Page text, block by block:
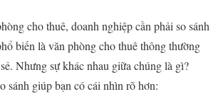
cho thuê, doanh nghiệp cần phải so sánh
biến là văn phòng cho thuê thông thường
Nhưng sự khác nhau giữa chúng là gì?
sánh giúp bạn có cái nhìn rõ hơn: